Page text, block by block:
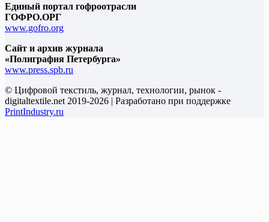
Единый портал гофроотрасли
ГОФРО.ОРГ
www.gofro.org
Сайт и архив журнала
«Полиграфия Петербурга»
www.press.spb.ru
© Цифровой текстиль, журнал, технологии, рынок -
digitaltextile.net 2019-2026 | Разработано при поддержке
PrintIndustry.ru